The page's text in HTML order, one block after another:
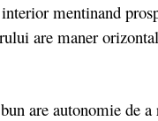
mentinand
are maner
are autonomie de a